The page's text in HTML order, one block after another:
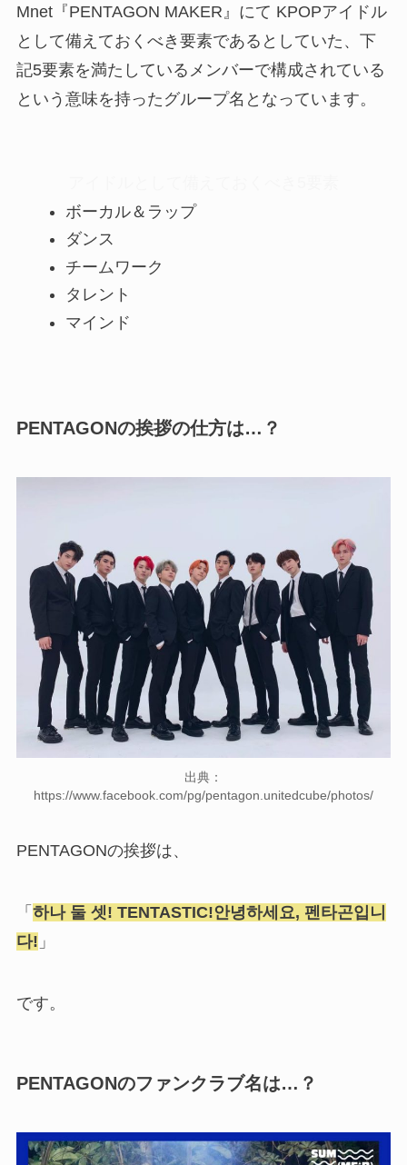
Mnet『PENTAGON MAKER』にて KPOPアイドル
として備えておくべき要素であるとしていた、下
記5要素を満たしているメンバーで構成されている
という意味を持ったグループ名となっています。
ボーカル＆ラップ
ダンス
チームワーク
タレント
マインド
PENTAGONの挨拶の仕方は…？
出典：
https://www.facebook.com/pg/pentagon.unitedcube/photos/
PENTAGONの挨拶は、
「 하나 둘 셋! TENTASTIC!안녕하세요, 펜타곤입니
다! 」
です。
PENTAGONのファンクラブ名は…？